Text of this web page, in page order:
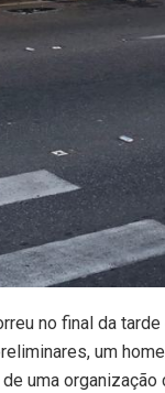
no final da
um
uma